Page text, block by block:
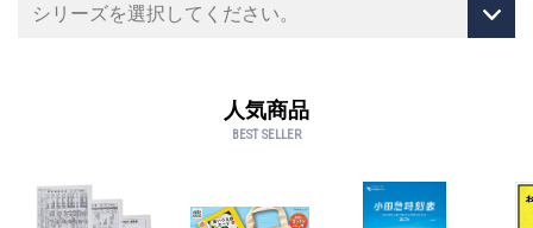
人気商品
BEST SELLER